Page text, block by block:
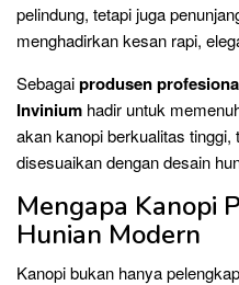
pelindung, tetapi juga
menghadirkan kesan rapi,
Sebagaiprodusen
Invinium hadir untuk
akan kanopi berkualitas tinggi,
disesuaikan dengan desain
Mengapa Kanopi
Hunian Modern
Kanopi bukan hanya